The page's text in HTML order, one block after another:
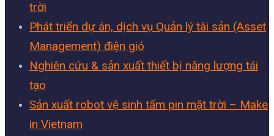
trời
Phát triển dự án, dịch vụ Quản lý tài sản (Asset
Management) điện gió
Nghiên cứu & sản xuất thiết bị năng lượng tái
tạo
Sản xuất robot vệ sinh tấm pin mặt trời – Make
in Vietnam